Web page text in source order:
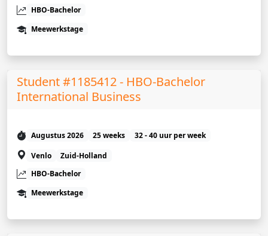
HBO-Bachelor
Meewerkstage
Student #1185412 - HBO-Bachelor
International Business
Augustus 2026 25 weeks
32 - 40 uur per week
Venlo
Zuid-Holland
HBO-Bachelor
Meewerkstage